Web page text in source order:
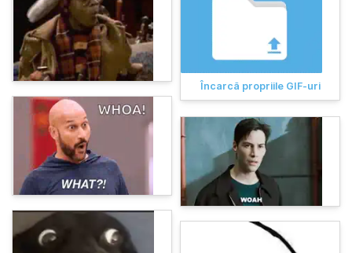
Încarcă propriile GIF-uri